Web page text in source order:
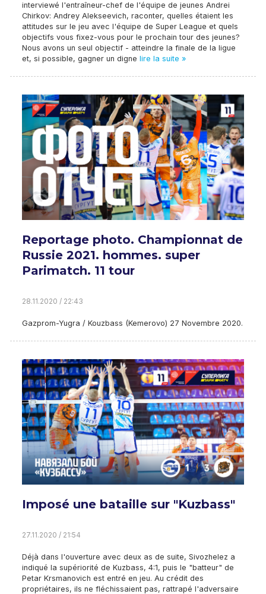
interviewé l'entraîneur-chef de l'équipe de jeunes Andrei
Chirkov: Andrey Alekseevich, raconter, quelles étaient les
attitudes sur le jeu avec l'équipe de Super League et quels
objectifs vous fixez-vous pour le prochain tour des jeunes?
Nous avons un seul objectif - atteindre la finale de la ligue
et, si possible, gagner un digne lire la suite »
Reportage photo. Championnat de
Russie 2021. hommes. super
Parimatch. 11 tour
28.11.2020 / 22:43
Gazprom-Yugra / Kouzbass (Kemerovo) 27 Novembre 2020.
Imposé une bataille sur "Kuzbass"
27.11.2020 / 21:54
Déjà dans l'ouverture avec deux as de suite, Sivozhelez a
indiqué la supériorité de Kuzbass, 4:1, puis le "batteur" de
Petar Krsmanovich est entré en jeu. Au crédit des
propriétaires, ils ne fléchissaient pas, rattrapé l'adversaire